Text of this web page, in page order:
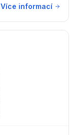
Více informací